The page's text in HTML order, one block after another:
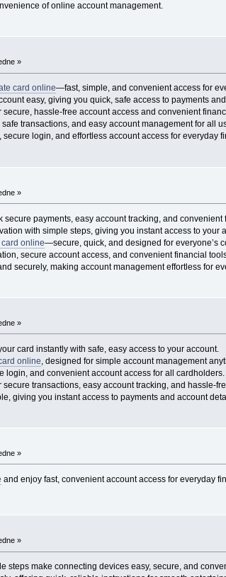
of online account management.
»
card online—fast, simple, and convenient access for
easy, giving you quick, safe access to payments
secure, hassle-free account access and convenient
safe transactions, and easy account management for all
secure login, and effortless account access for everyday
»
secure payments, easy account tracking, and convenient
with simple steps, giving you instant access to your
online—secure, quick, and designed for everyone’s
secure account access, and convenient financial
securely, making account management effortless for
»
card instantly with safe, easy access to your account.
online , designed for simple account management
login, and convenient account access for all cardholders.
secure transactions, easy account tracking, and hassle-
giving you instant access to payments and account
»
and enjoy fast, convenient account access for everyday
»
steps make connecting devices easy, secure, and